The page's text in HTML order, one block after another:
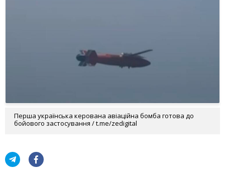
Перша українська керована авіаційна бомба готова до
бойового застосування / t.me/zedigital